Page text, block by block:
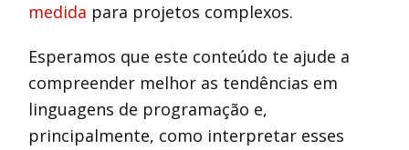
medida para projetos complexos.
Esperamos que este conteúdo te ajude a
compreender melhor as tendências em
linguagens de programação e,
principalmente, como interpretar esses